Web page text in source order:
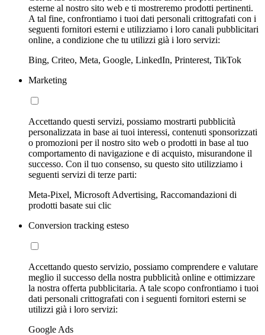
esterne al nostro sito web e ti mostreremo prodotti pertinenti.
A tal fine, confrontiamo i tuoi dati personali crittografati con i
seguenti fornitori esterni e utilizziamo i loro canali pubblicitari
online, a condizione che tu utilizzi già i loro servizi:
Bing, Criteo, Meta, Google, LinkedIn, Printerest, TikTok
Marketing
Accettando questi servizi, possiamo mostrarti pubblicità
personalizzata in base ai tuoi interessi, contenuti sponsorizzati
o promozioni per il nostro sito web o prodotti in base al tuo
comportamento di navigazione e di acquisto, misurandone il
successo. Con il tuo consenso, su questo sito utilizziamo i
seguenti servizi di terze parti:
Meta-Pixel, Microsoft Advertising, Raccomandazioni di
prodotti basate sui clic
Conversion tracking esteso
Accettando questo servizio, possiamo comprendere e valutare
meglio il successo della nostra pubblicità online e ottimizzare
la nostra offerta pubblicitaria. A tale scopo confrontiamo i tuoi
dati personali crittografati con i seguenti fornitori esterni se
utilizzi già i loro servizi:
Google Ads